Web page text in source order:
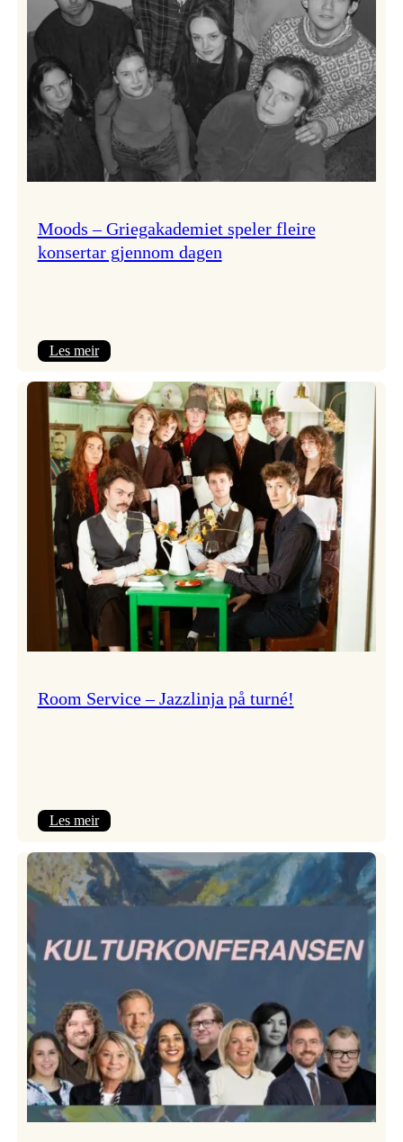
Moods – Griegakademiet speler fleire
konsertar gjennom dagen
Les meir:
–
Griegakademiet
speler
fleire
konsertar
gjennom
dagen
Room Service – Jazzlinja på turné!
Les meir:
Service
–
Jazzlinja
turné!